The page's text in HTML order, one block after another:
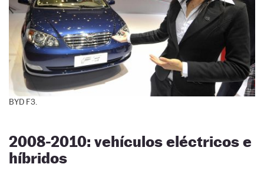
BYD F3.
2008-2010: vehículos eléctricos e
híbridos